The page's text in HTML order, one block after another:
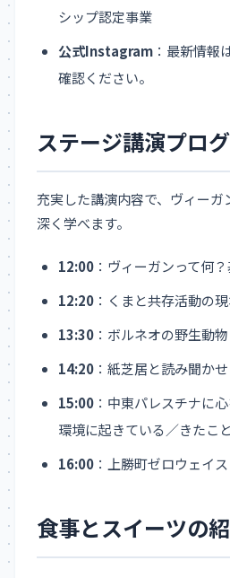
シップ認定事業
公式Instagram ：最新情報
確認ください。
ステージ講演プロ
充実した講演内容で、ヴィー
深く学べます。
12:00 ：ヴィーガンって何
12:20 ：くまと共存活動の
13:30 ：ボルネオの野生動
14:20 ：紙芝居と読み聞かせ
15:00 ：中東パレスチナに
環境に起きている／きたこ
16:00 ：上勝町ゼロウェイ
食事とスイーツの